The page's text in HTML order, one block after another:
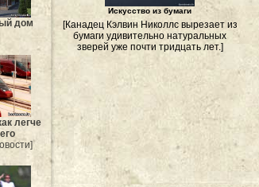
дом
легче
Искусство из бумаги
[Канадец Кэлвин Николлс вырезает из
бумаги удивительно натуральных
зверей уже почти тридцать лет.]